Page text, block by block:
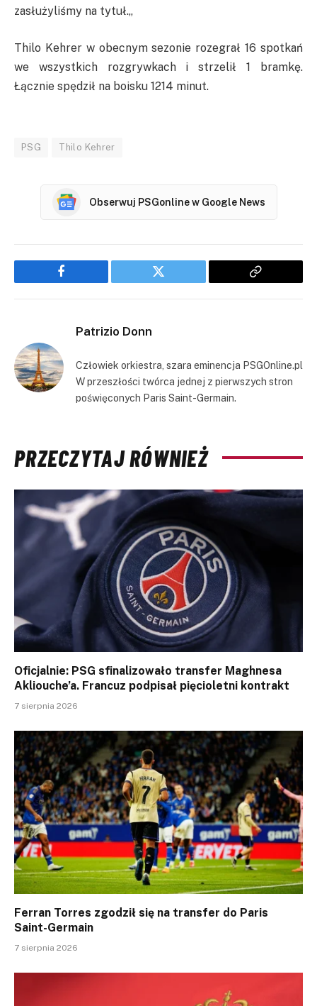
zasłużyliśmy na tytuł.„
Thilo Kehrer w obecnym sezonie rozegrał 16 spotkań
we wszystkich rozgrywkach i strzelił 1 bramkę.
Łącznie spędził na boisku 1214 minut.
PSG Thilo Kehrer
Obserwuj PSGonline w Google News
Facebook Twitter
Copy
Patrizio Donn
Człowiek orkiestra, szara eminencja PSGOnline.pl
W przeszłości twórca jednej z pierwszych stron
poświęconych Paris Saint-Germain.
PRZECZYTAJ RÓWNIEŻ
Oficjalnie: PSG sfinalizowało transfer Maghnesa
Akliouche’a. Francuz podpisał pięcioletni kontrakt
7 sierpnia 2026
Ferran Torres zgodził się na transfer do Paris
Saint-Germain
7 sierpnia 2026